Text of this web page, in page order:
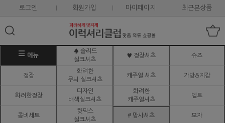
로그인 회원가입 마이페이지 최근본상품
메뉴
♠ 솔리드
실크셔츠
♥ 정장셔츠 슈즈
정장
화려한
무늬 실크셔츠
캐주얼 셔츠 가방&지갑
화려한정장
디자인
배색실크셔츠
화려한
캐주얼셔츠
벨트
콤비세트
핫픽스
실크셔츠
# 망사셔츠 모자